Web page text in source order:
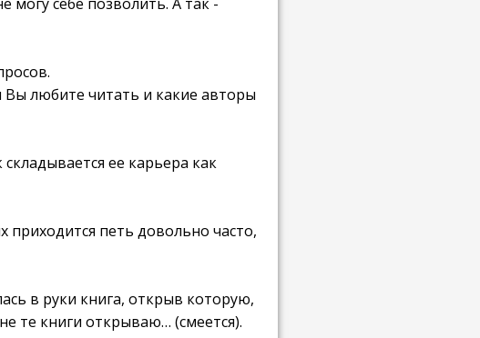
Вы любите читать и какие авторы
ее карьера как
приходится петь довольно часто,
в руки книга, открыв которую,
те книги открываю… (смеется).